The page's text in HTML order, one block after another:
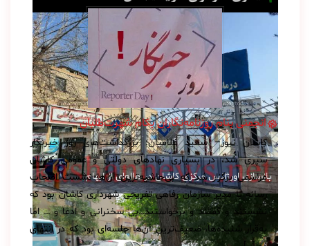
بازسازی اورژانس مرکزی کاشان در هاله‌ای از ابهام
انجمنی بنام روزنامه‌نگاران بکام شهرت‌طلبان
کاشان نیوز– سعید غلامیان: بزرگداشت‌های روز خبرنگار
سپری شد، در بسیاری نهادهای دولتی و عمومی کاشان
مراسمی برگزار شد که بی‌حاشیه‌ترین آن‌ها نشست اصحاب
رسانه با مدیر سازمان رفاهی تفریحی شهرداری کاشان بود که
نشستند و گفتند و برخواستند…بی سخنرانی و ادعا و … اما
به‌قرار شنیده‌ها، ضعیف‌ترین آن‌ها جلسه‌ای بود که در انتهای